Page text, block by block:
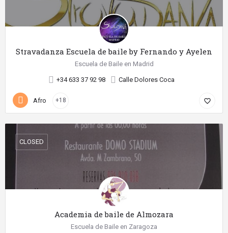
Stravadanza Escuela de baile by Fernando y Ayelen
Escuela de Baile en Madrid
+34 633 37 92 98 Calle Dolores Coca
Afro +18 favorite_border
Academia de baile de Almozara
Escuela de Baile en Zaragoza
CLOSED